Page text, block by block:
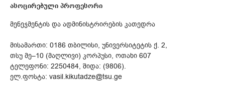
ასოცირებული პროფესორი
მენეჯმენტის და ადმინისტრირების კათედრა
მისამართი: 0186 თბილისი, უნივერსიტეტის ქ. 2,
თსუ მე–10 (მაღლივი) კორპუსი, ოთახი 607
ტელეფონი: 2250484, შიდა: (9806).
ელ.ფოსტა: vasil.kikutadze@tsu.ge